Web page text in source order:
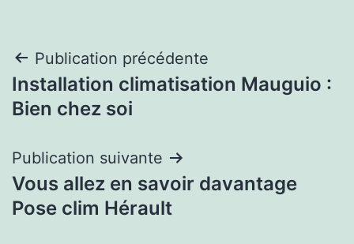
Navigation
de
Publication précédente
Installation climatisation Mauguio :
Bien chez soi
Publication suivante
Vous allez en savoir davantage
Pose clim Hérault